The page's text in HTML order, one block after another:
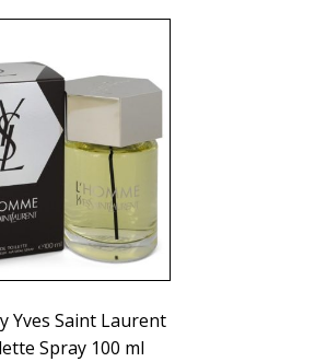
Yves Saint Laurent
Spray 100 ml